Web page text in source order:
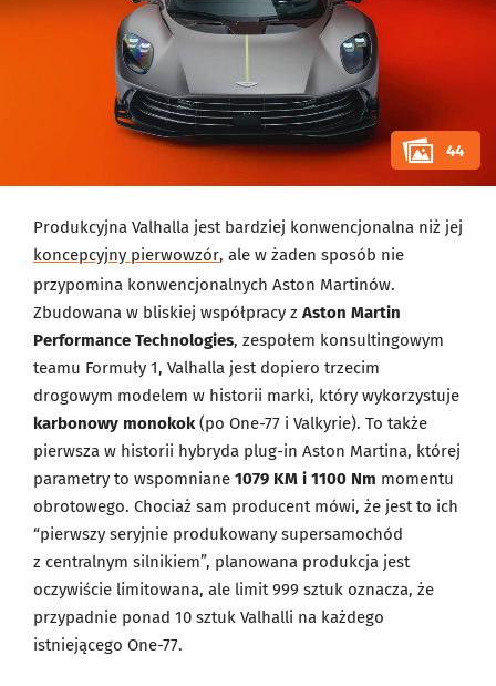
44
Produkcyjna Valhalla jest bardziej konwencjonalna niż jej
koncepcyjny pierwowzór, ale w żaden sposób nie
przypomina konwencjonalnych Aston Martinów.
Zbudowana w bliskiej współpracy z Aston Martin
Performance Technologies, zespołem konsultingowym
teamu Formuły 1, Valhalla jest dopiero trzecim
drogowym modelem w historii marki, który wykorzystuje
karbonowy monokok(po One-77 i Valkyrie). To także
pierwsza w historii hybryda plug-in Aston Martina, której
parametry to wspomniane 1079 KM i 1100 Nm momentu
obrotowego. Chociaż sam producent mówi, że jest to ich
“pierwszy seryjnie produkowany supersamochód
z centralnym silnikiem”, planowana produkcja jest
oczywiście limitowana, ale limit 999 sztuk oznacza, że
przypadnie ponad 10 sztuk Valhalli na każdego
istniejącego One-77.